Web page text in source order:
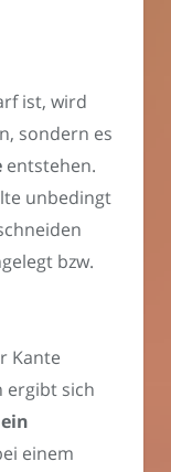
ist, wird
sondern es
entstehen.
unbedingt
bzw.
Kante
ergibt sich
einem